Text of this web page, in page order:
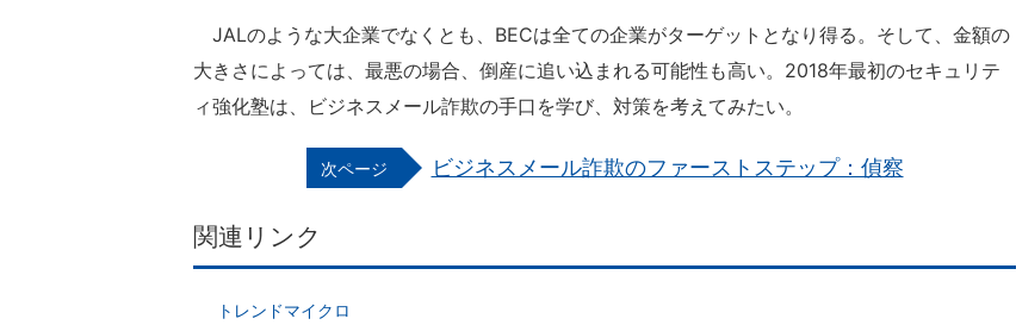
JALのような大企業でなくとも、BECは全ての企業がターゲットとなり得る。そして、金額の
大きさによっては、最悪の場合、倒産に追い込まれる可能性も高い。2018年最初のセキュリテ
ィ強化塾は、ビジネスメール詐欺の手口を学び、対策を考えてみたい。
ビジネスメール詐欺のファーストステップ：偵察
関連リンク
トレンドマイクロ